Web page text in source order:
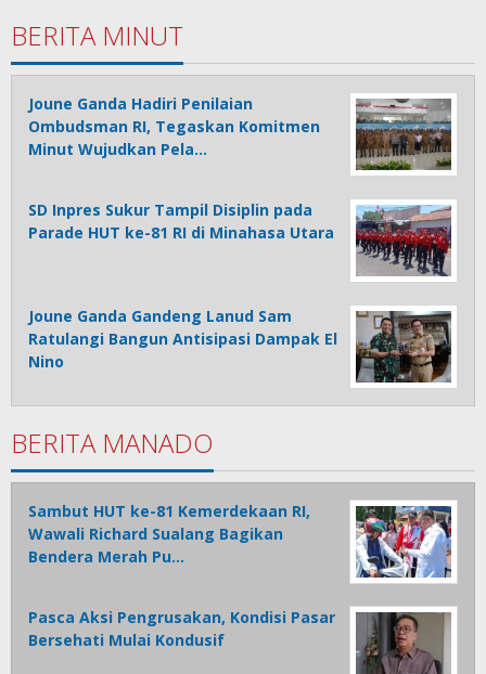
BERITA MINUT
Joune Ganda Hadiri Penilaian
Ombudsman RI, Tegaskan Komitmen
Minut Wujudkan Pela…
SD Inpres Sukur Tampil Disiplin pada
Parade HUT ke-81 RI di Minahasa Utara
Joune Ganda Gandeng Lanud Sam
Ratulangi Bangun Antisipasi Dampak El
Nino
BERITA MANADO
Sambut HUT ke-81 Kemerdekaan RI,
Wawali Richard Sualang Bagikan
Bendera Merah Pu…
Pasca Aksi Pengrusakan, Kondisi Pasar
Bersehati Mulai Kondusif